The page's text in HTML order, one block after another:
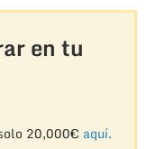
en tu
20,000€ aquí.